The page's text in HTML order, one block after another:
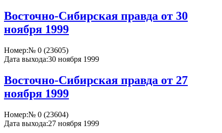
Восточно-Сибирская правда от 30
ноября 1999
Номер:№ 0 (23605)
Дата выхода:30 ноября 1999
Восточно-Сибирская правда от 27
ноября 1999
Номер:№ 0 (23604)
Дата выхода:27 ноября 1999